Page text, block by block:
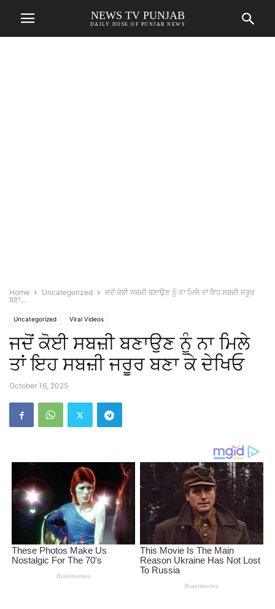
NEWS TV PUNJAB
DAILY DOSE OF PUNJAB NEWS
Home Uncategorized
ਜਦੋਂ ਕੋਈ ਸਬਜ਼ੀ ਬਣਾਉਣ ਨੂੰ ਨਾ ਮਿਲੇ ਤਾਂ ਇਹ ਸਬਜ਼ੀ ਜਰੂਰ
ਬਣਾ...
Uncategorized Viral Videos
ਜਦੋਂ ਕੋਈ ਸਬਜ਼ੀ ਬਣਾਉਣ ਨੂੰ ਨਾ ਮਿਲੇ
ਤਾਂ ਇਹ ਸਬਜ਼ੀ ਜਰੂਰ ਬਣਾ ਕੇ ਦੇਖਿਓ
October 16, 2025